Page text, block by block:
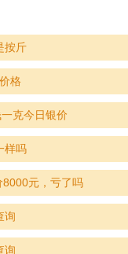
按斤
格
克今日银价
样吗
8000元，亏了吗
询
询